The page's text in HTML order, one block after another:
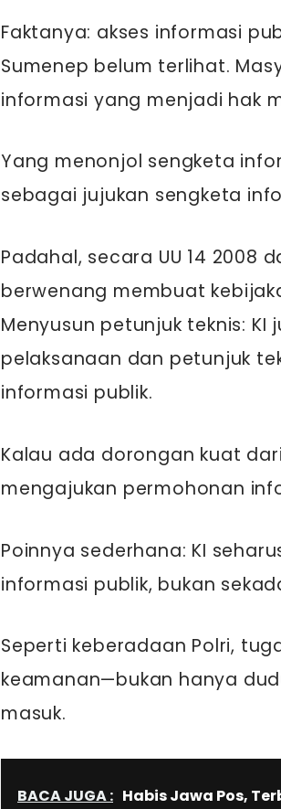
Faktanya: akses informasi
Sumenep belum terlihat.
informasi yang menjadi hak
Yang menonjol sengketa
sebagai jujukan sengketa
Padahal, secara UU 14 2008
berwenang membuat
Menyusun petunjuk teknis:
pelaksanaan dan petunjuk
informasi publik.
Kalau ada dorongan kuat
mengajukan permohonan
Poinnya sederhana: KI
informasi publik, bukan
Seperti keberadaan Polri,
keamanan—bukan hanya
masuk.
BACA JUGA : Habis Jawa Pos,